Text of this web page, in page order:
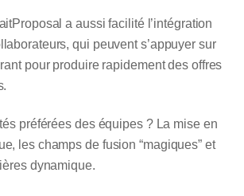
a aussi facilité l’intégration
qui peuvent s’appuyer sur
pour produire rapidement des offres
préférées des équipes ? La mise en
les champs de fusion “magiques” et
dynamique.